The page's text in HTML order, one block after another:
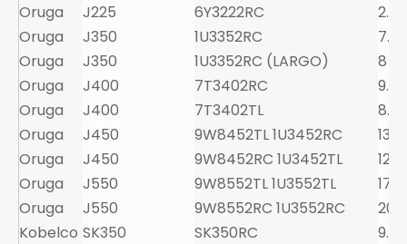
Oruga
J225 6Y3222RC
2.9
Oruga
J350 1U3352RC
7.5
Oruga
J350 1U3352RC (LARGO)
8
Oruga
J400 7T3402RC
9.5
Oruga
J400 7T3402TL
8.3
Oruga
J450 9W8452TL 1U3452RC
13.5
Oruga
J450 9W8452RC 1U3452TL
12.0
Oruga
J550 9W8552TL 1U3552TL
17.5
Oruga
J550 9W8552RC 1U3552RC
20.5
Kobelco SK350 SK350RC
9.5